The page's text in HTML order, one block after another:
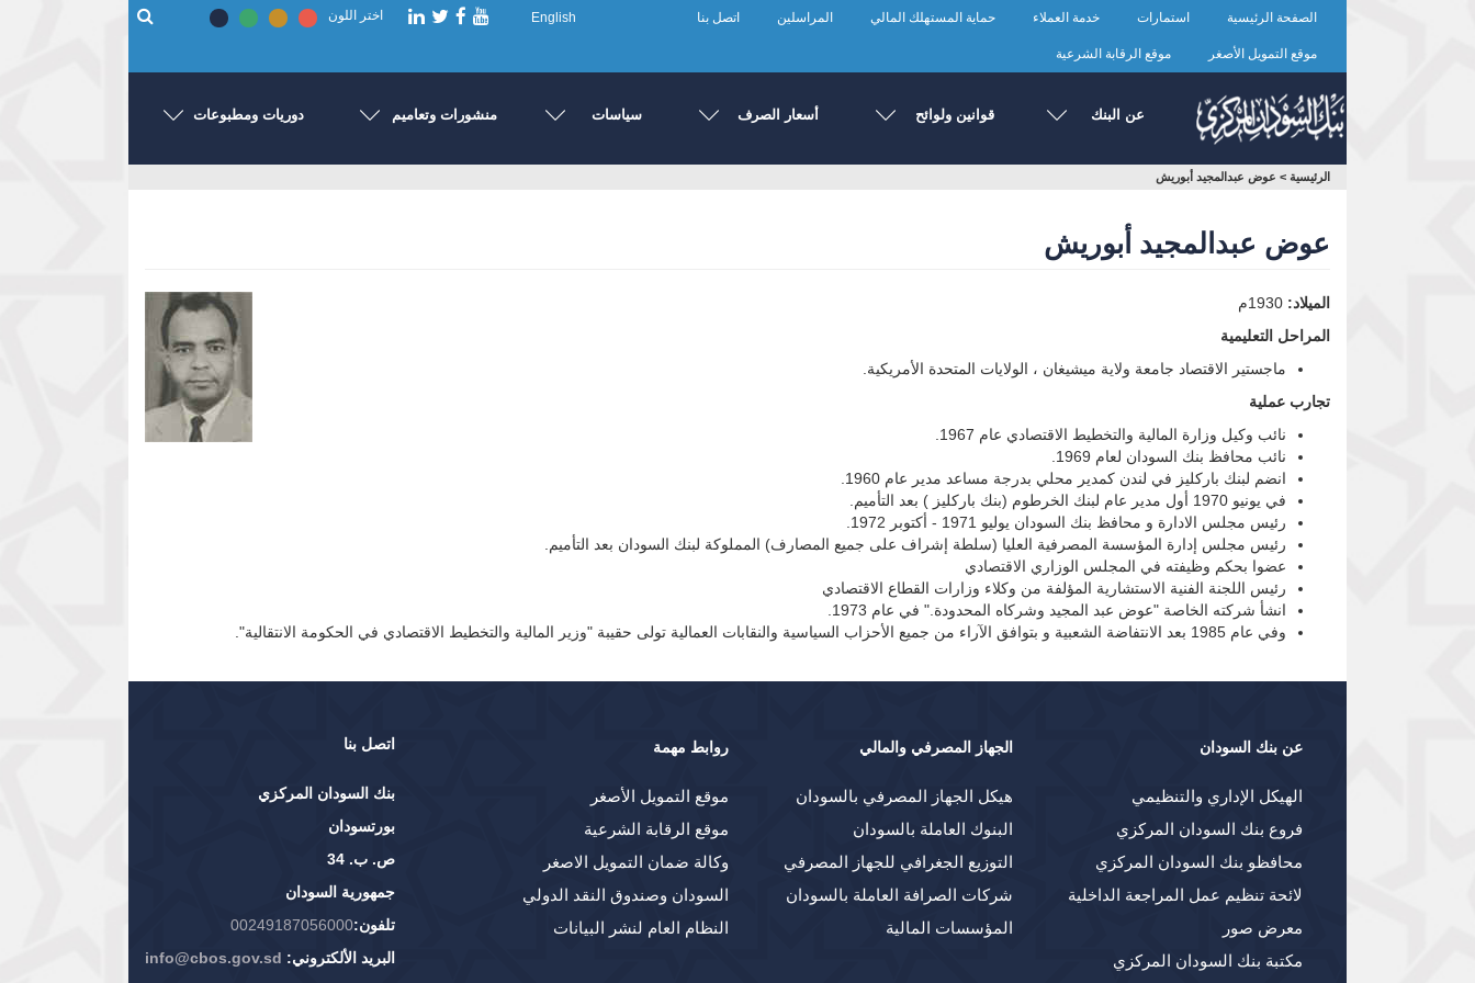
الصفحة الرئيسية استمارات خدمة العملاء حماية المستهلك المالي المراسلين اتصل بنا
موقع التمويل الأصغر موقع الرقابة الشرعية
English اختر اللون
عن البنك قوانين ولوائح أسعار الصرف سياسات منشورات وتعاميم دوريات ومطبوعات
أنت
الرئيسية > عوض عبدالمجيد أبوريش
عوض عبدالمجيد أبوريش
الميلاد:
المراحل التعليمية
ماجستير الاقتصاد جامعة ولاية ميشيغان ، الولايات المتحدة الأمريكية.
تجارب عملية
نائب وكيل وزارة المالية والتخطيط الاقتصادي عام 1967.
نائب محافظ بنك السودان لعام 1969.
انضم لبنك باركليز في لندن كمدير محلي بدرجة مساعد مدير عام 1960.
في يونيو 1970 أول مدير عام لبنك الخرطوم (بنك باركليز ) بعد التأميم.
رئيس مجلس الادارة و محافظ بنك السودان يوليو 1971 - أكتوبر 1972.
رئيس مجلس إدارة المؤسسة المصرفية العليا (سلطة إشراف على جميع المصارف) المملوكة لبنك السودان بعد التأميم.
عضوا بحكم وظيفته في المجلس الوزاري الاقتصادي
رئيس اللجنة الفنية الاستشارية المؤلفة من وكلاء وزارات القطاع الاقتصادي
انشأ شركته الخاصة "عوض عبد المجيد وشركاه المحدودة." في عام 1973.
وفي عام 1985 بعد الانتفاضة الشعبية و بتوافق الآراء من جميع الأحزاب السياسية والنقابات العمالية تولى حقيبة "وزير المالية والتخطيط الاقتصادي في الحكومة الانتقالية".
اتصل بنا
بنك السودان المركزي
بورتسودان
ص. ب. 34
جمهورية السودان
تلفون:00249187056000
البريد الألكتروني: info@cbos.gov.sd
عن بنك السودان
الهيكل الإداري والتنظيمي
فروع بنك السودان المركزي
محافظو بنك السودان المركزي
لائحة تنظيم عمل المراجعة الداخلية
معرض صور
مكتبة بنك السودان المركزي
الجهاز المصرفي والمالي
هيكل الجهاز المصرفي بالسودان
البنوك العاملة بالسودان
التوزيع الجغرافي للجهاز المصرفي
شركات الصرافة العاملة بالسودان
المؤسسات المالية
روابط مهمة
موقع التمويل الأصغر
موقع الرقابة الشرعية
وكالة ضمان التمويل الاصغر
السودان وصندوق النقد الدولي
النظام العام لنشر البيانات